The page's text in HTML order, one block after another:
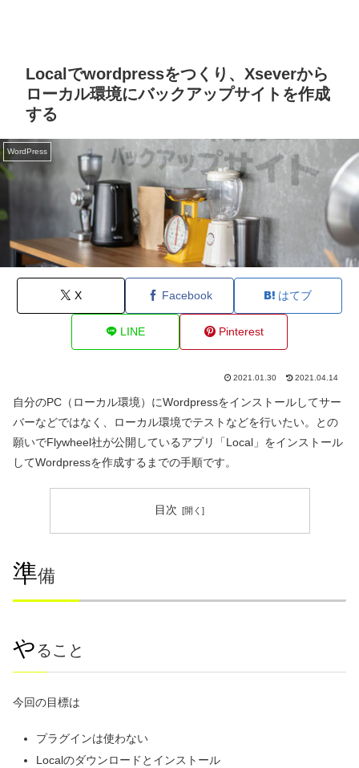
Localでwordpressをつくり、Xseverから
ローカル環境にバックアップサイトを作成
する
WordPress
X Facebook はてブ
LINE Pinterest
2021.01.30 2021.04.14
自分のPC（ローカル環境）にWordpressをインストールしてサー
バーなどではなく、ローカル環境でテストなどを行いたい。との
願いでFlywheel社が公開しているアプリ「Local」をインストール
してWordpressを作成するまでの手順です。
目次
準備
やること
今回の目標は
プラグインは使わない
Localのダウンロードとインストール